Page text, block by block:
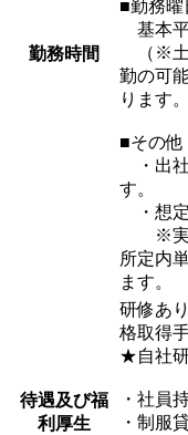
勤務時間
■勤務曜
基本
（※土
勤の可
ります。
■その他
・出社
す。
・想定
※実働
所定内
ます。
待遇及び福
利厚生
研修あ
格取得
★自社
・社員
・制服